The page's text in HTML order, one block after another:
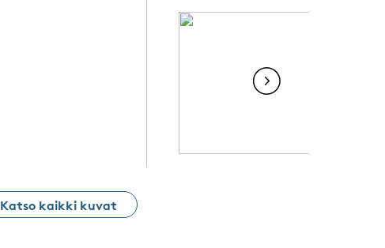
Katso kaikki kuvat